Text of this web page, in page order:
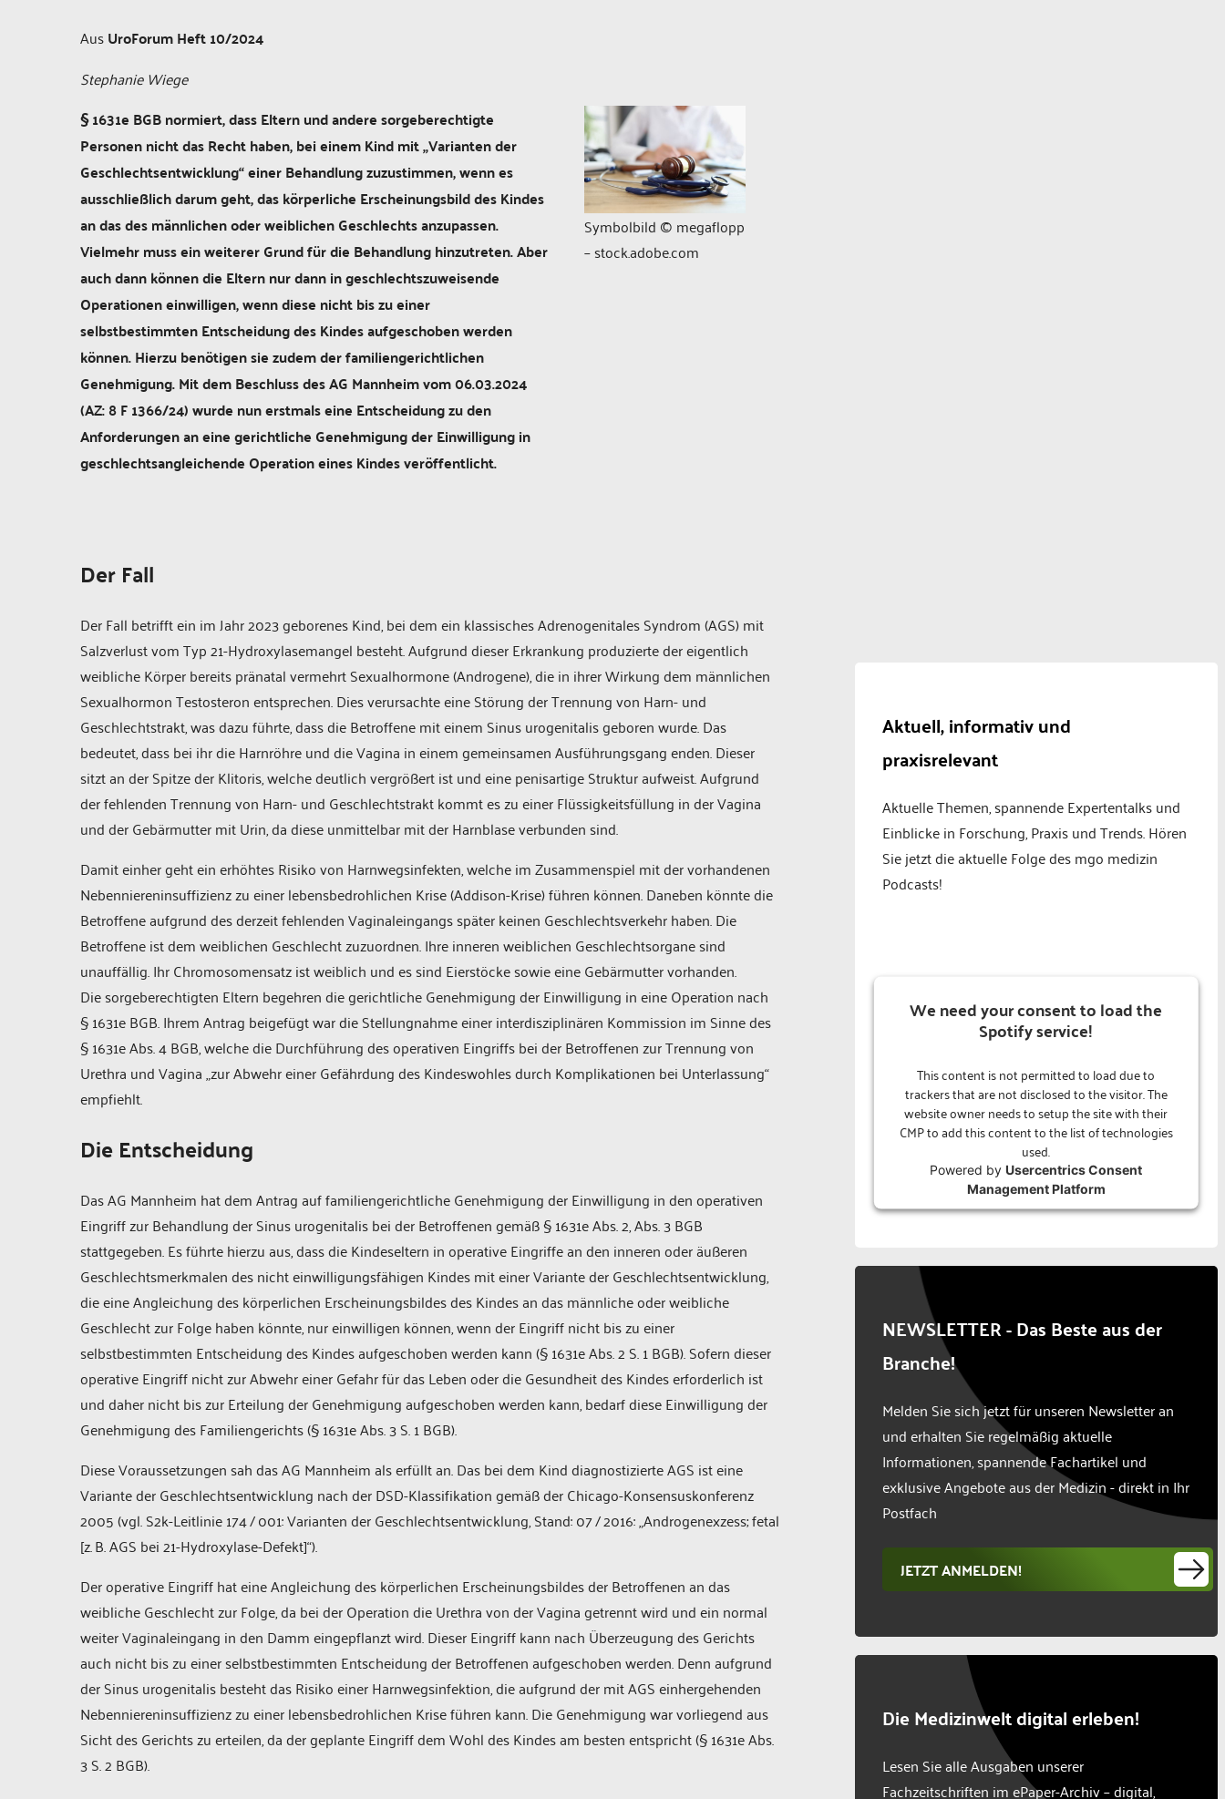
AusUroForum Heft 10/2024
Stephanie Wiege
§ 1631e BGB normiert, dass Eltern und andere sorgeberechtigte
Personen nicht das Recht haben, bei einem Kind mit „Varianten der
Geschlechtsentwicklung“ einer Behandlung zuzustimmen, wenn es
ausschließlich darum geht, das körperliche Erscheinungsbild des Kindes
an das des männlichen oder weiblichen Geschlechts anzupassen.
Vielmehr muss ein weiterer Grund für die Behandlung hinzutreten. Aber
auch dann können die Eltern nur dann in geschlechtszuweisende
Operationen einwilligen, wenn diese nicht bis zu einer
selbstbestimmten Entscheidung des Kindes aufgeschoben werden
können. Hierzu benötigen sie zudem der familiengerichtlichen
Genehmigung. Mit dem Beschluss des AG Mannheim vom 06.03.2024
(AZ: 8 F 1366/24) wurde nun erstmals eine Entscheidung zu den
Anforderungen an eine gerichtliche Genehmigung der Einwilligung in
geschlechtsangleichende Operation eines Kindes veröffentlicht.
Symbolbild © megaflopp
– stock.adobe.com
Der Fall
Der Fall betrifft ein im Jahr 2023 geborenes Kind, bei dem ein klassisches Adrenogenitales Syndrom (AGS) mit
Salzverlust vom Typ 21-Hydroxylasemangel besteht. Aufgrund dieser Erkrankung produzierte der eigentlich
weibliche Körper bereits pränatal vermehrt Sexualhormone (Androgene), die in ihrer Wirkung dem männlichen
Sexualhormon Testosteron entsprechen. Dies verursachte eine Störung der Trennung von Harn- und
Geschlechtstrakt, was dazu führte, dass die Betroffene mit ­einem ­Sinus urogenitalis ­geboren wurde. Das
bedeutet, dass bei ihr die Harnröhre und die Vagina in einem gemeinsamen Ausführungsgang enden. Dieser
sitzt an der Spitze der Klitoris, welche deutlich vergrößert ist und eine penisartige Struktur aufweist. Aufgrund
der fehlenden Trennung von Harn- und Geschlechtstrakt kommt es zu einer Flüssigkeitsfüllung in der Vagina
und der Gebärmutter mit Urin, da diese unmittelbar mit der Harnblase verbunden sind.
Damit einher geht ein erhöhtes Risiko von Harnwegsinfekten, welche im Zusammenspiel mit der vor­handenen
Nebenniereninsuffizienz zu einer lebensbedrohlichen Krise (Addison-Krise) führen können. Daneben könnte die
Betroffene aufgrund des derzeit fehlenden Vaginaleingangs später keinen Geschlechtsverkehr haben. Die
Betroffene ist dem weiblichen Geschlecht zuzuordnen. Ihre inneren weiblichen Geschlechtsorgane sind
unauffällig. Ihr Chromosomensatz ist weiblich und es sind Eierstöcke sowie eine Gebärmutter vorhanden.
Die sorgeberechtigten Eltern begehren die gerichtliche Genehmigung der Einwilligung in eine Operation nach
§ 1631e BGB. Ihrem Antrag beigefügt war die Stellungnahme einer interdisziplinären Kommission im Sinne des
§ 1631e Abs. 4 BGB, welche die Durchführung des operativen Eingriffs bei der Betroffenen zur Trennung von
Urethra und Vagina „zur Abwehr einer Gefährdung des Kindeswohles durch Komplikationen bei Unterlassung“
empfiehlt.
Die Entscheidung
Das AG Mannheim hat dem Antrag auf familiengerichtliche Genehmigung der Einwilligung in den operativen
Eingriff zur Behandlung der Sinus urogenitalis bei der Betroffenen gemäß § 1631e Abs. 2, Abs. 3 BGB
stattgegeben. Es führte hierzu aus, dass die Kindeseltern in operative Eingriffe an den inneren oder äußeren
Geschlechtsmerkmalen des nicht einwilligungsfähigen Kindes mit einer Variante der Geschlechtsentwicklung,
die eine Angleichung des körperlichen Erscheinungsbildes des Kindes an das männliche oder weibliche
Geschlecht zur Folge haben könnte, nur einwilligen können, wenn der Eingriff nicht bis zu einer
selbstbestimmten Entscheidung des Kindes aufgeschoben werden kann (§ 1631e Abs. 2 S. 1 BGB). Sofern dieser
operative Eingriff nicht zur Abwehr einer Gefahr für das Leben oder die Gesundheit des Kindes erforderlich ist
und daher nicht bis zur Erteilung der Genehmigung aufgeschoben werden kann, bedarf diese Einwilligung der
Genehmigung des Familiengerichts (§ 1631e Abs. 3 S. 1 BGB).
Diese Voraussetzungen sah das AG Mannheim als erfüllt an. Das bei dem Kind diagnostizierte AGS ist eine
Variante der Geschlechtsentwicklung nach der DSD-Klassifikation gemäß der Chicago-Konsensuskonferenz
2005 (vgl. S2k-Leitlinie 174 / 001: Varianten der Geschlechtsentwicklung, Stand: 07 / 2016: „Androgenexzess; fetal
[z. B. AGS bei 21-Hydroxylase-Defekt]“).
Der operative Eingriff hat eine Angleichung des körperlichen Erscheinungsbildes der Betroffenen an das
weibliche Geschlecht zur Folge, da bei der Operation die Urethra von der Vagina getrennt wird und ein normal
weiter Vaginaleingang in den Damm eingepflanzt wird. Dieser Eingriff kann nach Überzeugung des Gerichts
auch nicht bis zu einer selbstbestimmten Entscheidung der Betroffenen aufgeschoben werden. Denn aufgrund
der Sinus urogenitalis besteht das Risiko einer Harnwegsinfektion, die aufgrund der mit AGS einhergehenden
Nebenniereninsuffizienz zu einer lebensbedrohlichen Krise führen kann. Die Genehmigung war vorliegend aus
Sicht des Gerichts zu erteilen, da der geplante Eingriff dem Wohl des Kindes am besten entspricht (§ 1631e Abs.
3 S. 2 BGB).
Aktuell, informativ und
praxisrelevant
Aktuelle Themen, spannende Expertentalks und
Einblicke in Forschung, Praxis und Trends. Hören
Sie jetzt die aktuelle Folge des mgo medizin
Podcasts!
We need your consent to load the
Spotify service!
This content is not permitted to load due to
trackers that are not disclosed to the visitor. The
website owner needs to setup the site with their
CMP to add this content to the list of technologies
used.
Powered byUsercentrics Consent
Management Platform
NEWSLETTER - Das Beste aus der
Branche!
Melden Sie sich jetzt für unseren Newsletter an
und erhalten Sie regelmäßig aktuelle
Informationen, spannende Fachartikel und
exklusive Angebote aus der Medizin - direkt in Ihr
Postfach
JETZT ANMELDEN!
Die Medizinwelt digital erleben!
Lesen Sie alle Ausgaben unserer
Fachzeitschriften im ePaper-Archiv – digital,